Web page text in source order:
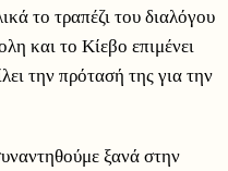
το τραπέζι του διαλόγου
και το Κίεβο επιμένει
την πρότασή της για την
ξανά στην